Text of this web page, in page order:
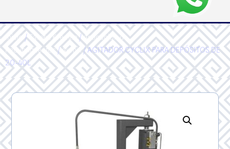
Inicio/Sames Kremlin/Aplicacion de
Recubrimientos/Airmix/ AGITADOR CYCLIX PARA DEPÓSITOS DE
20-40L